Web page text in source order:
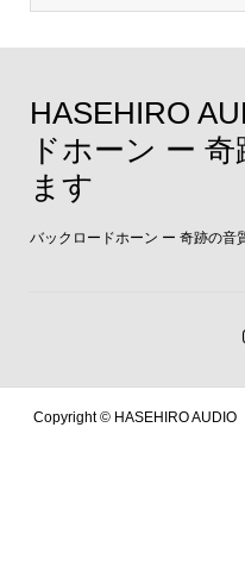
HASEHIRO
ドホーン ー
ます
バックロードホーン ー 奇跡の音
Copyright ©HASEHIRO AUDIO